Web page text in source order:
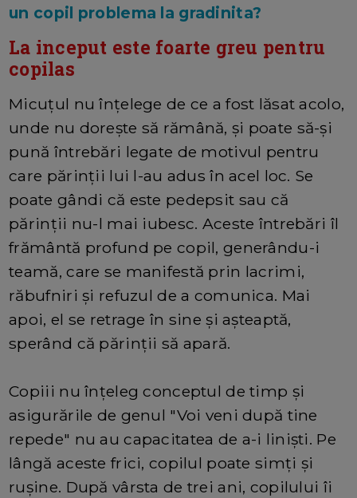
un copil problema la gradinita?
La inceput este foarte greu pentru
copilas
Micuțul nu înțelege de ce a fost lăsat acolo,
unde nu dorește să rămână, și poate să-și
pună întrebări legate de motivul pentru
care părinții lui l-au adus în acel loc. Se
poate gândi că este pedepsit sau că
părinții nu-l mai iubesc. Aceste întrebări îl
frământă profund pe copil, generându-i
teamă, care se manifestă prin lacrimi,
răbufniri și refuzul de a comunica. Mai
apoi, el se retrage în sine și așteaptă,
sperând că părinții să apară.
Copiii nu înțeleg conceptul de timp și
asigurările de genul "Voi veni după tine
repede" nu au capacitatea de a-i liniști. Pe
lângă aceste frici, copilul poate simți și
rușine. După vârsta de trei ani, copilului îi